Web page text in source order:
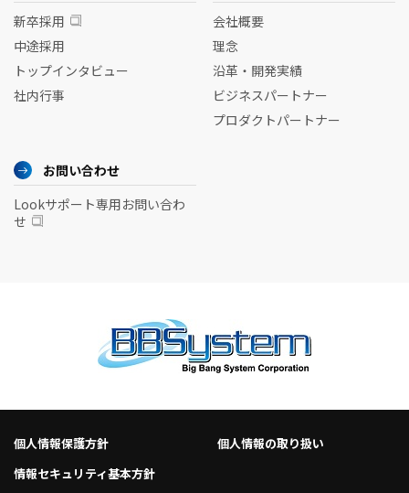
新卒採用
中途採用
トップインタビュー
社内行事
会社概要
理念
沿革・開発実績
ビジネスパートナー
プロダクトパートナー
お問い合わせ
Lookサポート専用お問い合わ
せ
個人情報保護方針
個人情報の取り扱い
情報セキュリティ基本方針